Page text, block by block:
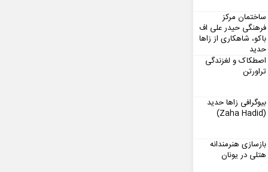
ساختمان مرکز
فرهنگی حیدر علی اف
باکو، شاهکاری از زاها
حدید
اصطکاک و لغزندگی
تراورتن
بیوگرافی زاها حدید
(Zaha Hadid)
بازسازی هنرمندانه
هتلی در یونان